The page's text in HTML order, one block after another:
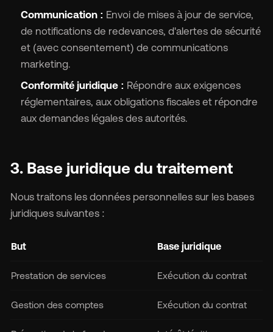
Communication : Envoi de mises à jour de service,
de notifications de redevances, d'alertes de sécurité
et (avec consentement) de communications
marketing.
Conformité juridique : Répondre aux exigences
réglementaires, aux obligations fiscales et répondre
aux demandes légales des autorités.
3. Base juridique du traitement
Nous traitons les données personnelles sur les bases
juridiques suivantes :
But Base juridique
Prestation de services Exécution du contrat
Gestion des comptes Exécution du contrat